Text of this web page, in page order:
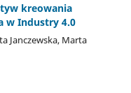
kreowania
w Industry 4.0
Janczewska, Marta